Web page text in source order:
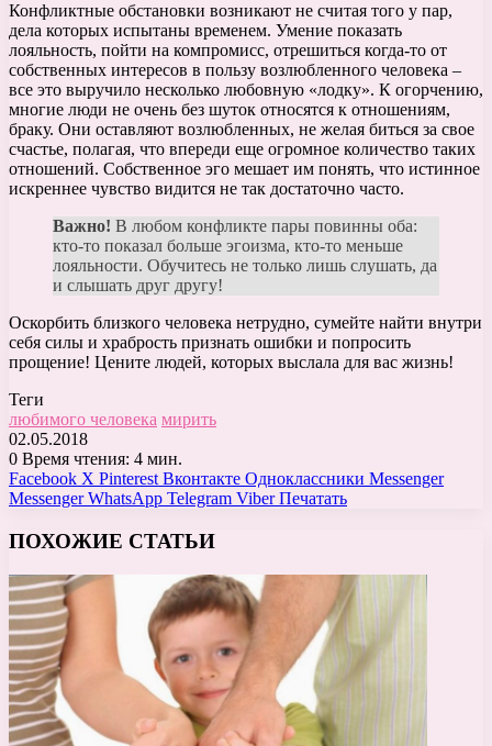
Конфликтные обстановки возникают не считая того у пар,
дела которых испытаны временем. Умение показать
лояльность, пойти на компромисс, отрешиться когда-то от
собственных интересов в пользу возлюбленного человека –
все это выручило несколько любовную «лодку». К огорчению,
многие люди не очень без шуток относятся к отношениям,
браку. Они оставляют возлюбленных, не желая биться за свое
счастье, полагая, что впереди еще огромное количество таких
отношений. Собственное эго мешает им понять, что истинное
искреннее чувство видится не так достаточно часто.
Важно! В любом конфликте пары повинны оба:
кто-то показал больше эгоизма, кто-то меньше
лояльности. Обучитесь не только лишь слушать, да
и слышать друг другу!
Оскорбить близкого человека нетрудно, сумейте найти внутри
себя силы и храбрость признать ошибки и попросить
прощение! Цените людей, которых выслала для вас жизнь!
Теги
любимого человека мирить
02.05.2018
0 Время чтения: 4 мин.
Facebook X Pinterest Вконтакте Одноклассники Messenger
Messenger WhatsApp Telegram Viber Печатать
ПОХОЖИЕ СТАТЬИ